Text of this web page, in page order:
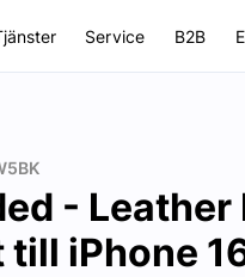
Service B2B
-
till iPhone